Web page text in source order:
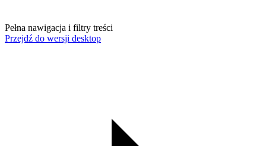
Pełna nawigacja i filtry treści
Przejdź do wersji desktop